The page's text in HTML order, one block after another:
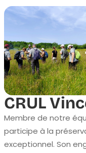
CRUL
Membre de notre
participe à la
exceptionnel. Son